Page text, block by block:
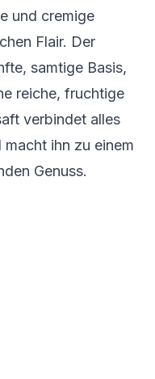
und cremige
Flair. Der
samtige Basis,
reiche, fruchtige
verbindet alles
ihn zu einem
Genuss.